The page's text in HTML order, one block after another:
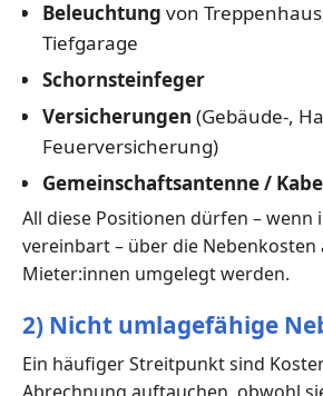
Beleuchtung von
Tiefgarage
Schornsteinfeger
Versicherungen (Gebäude-,
Feuerversicherung)
Gemeinschaftsantenne /
All diese Positionen dürfen – wenn
vereinbart – über die Nebenkosten
Mieter:innen umgelegt werden.
2) Nicht umlagefähige
Ein häufiger Streitpunkt sind